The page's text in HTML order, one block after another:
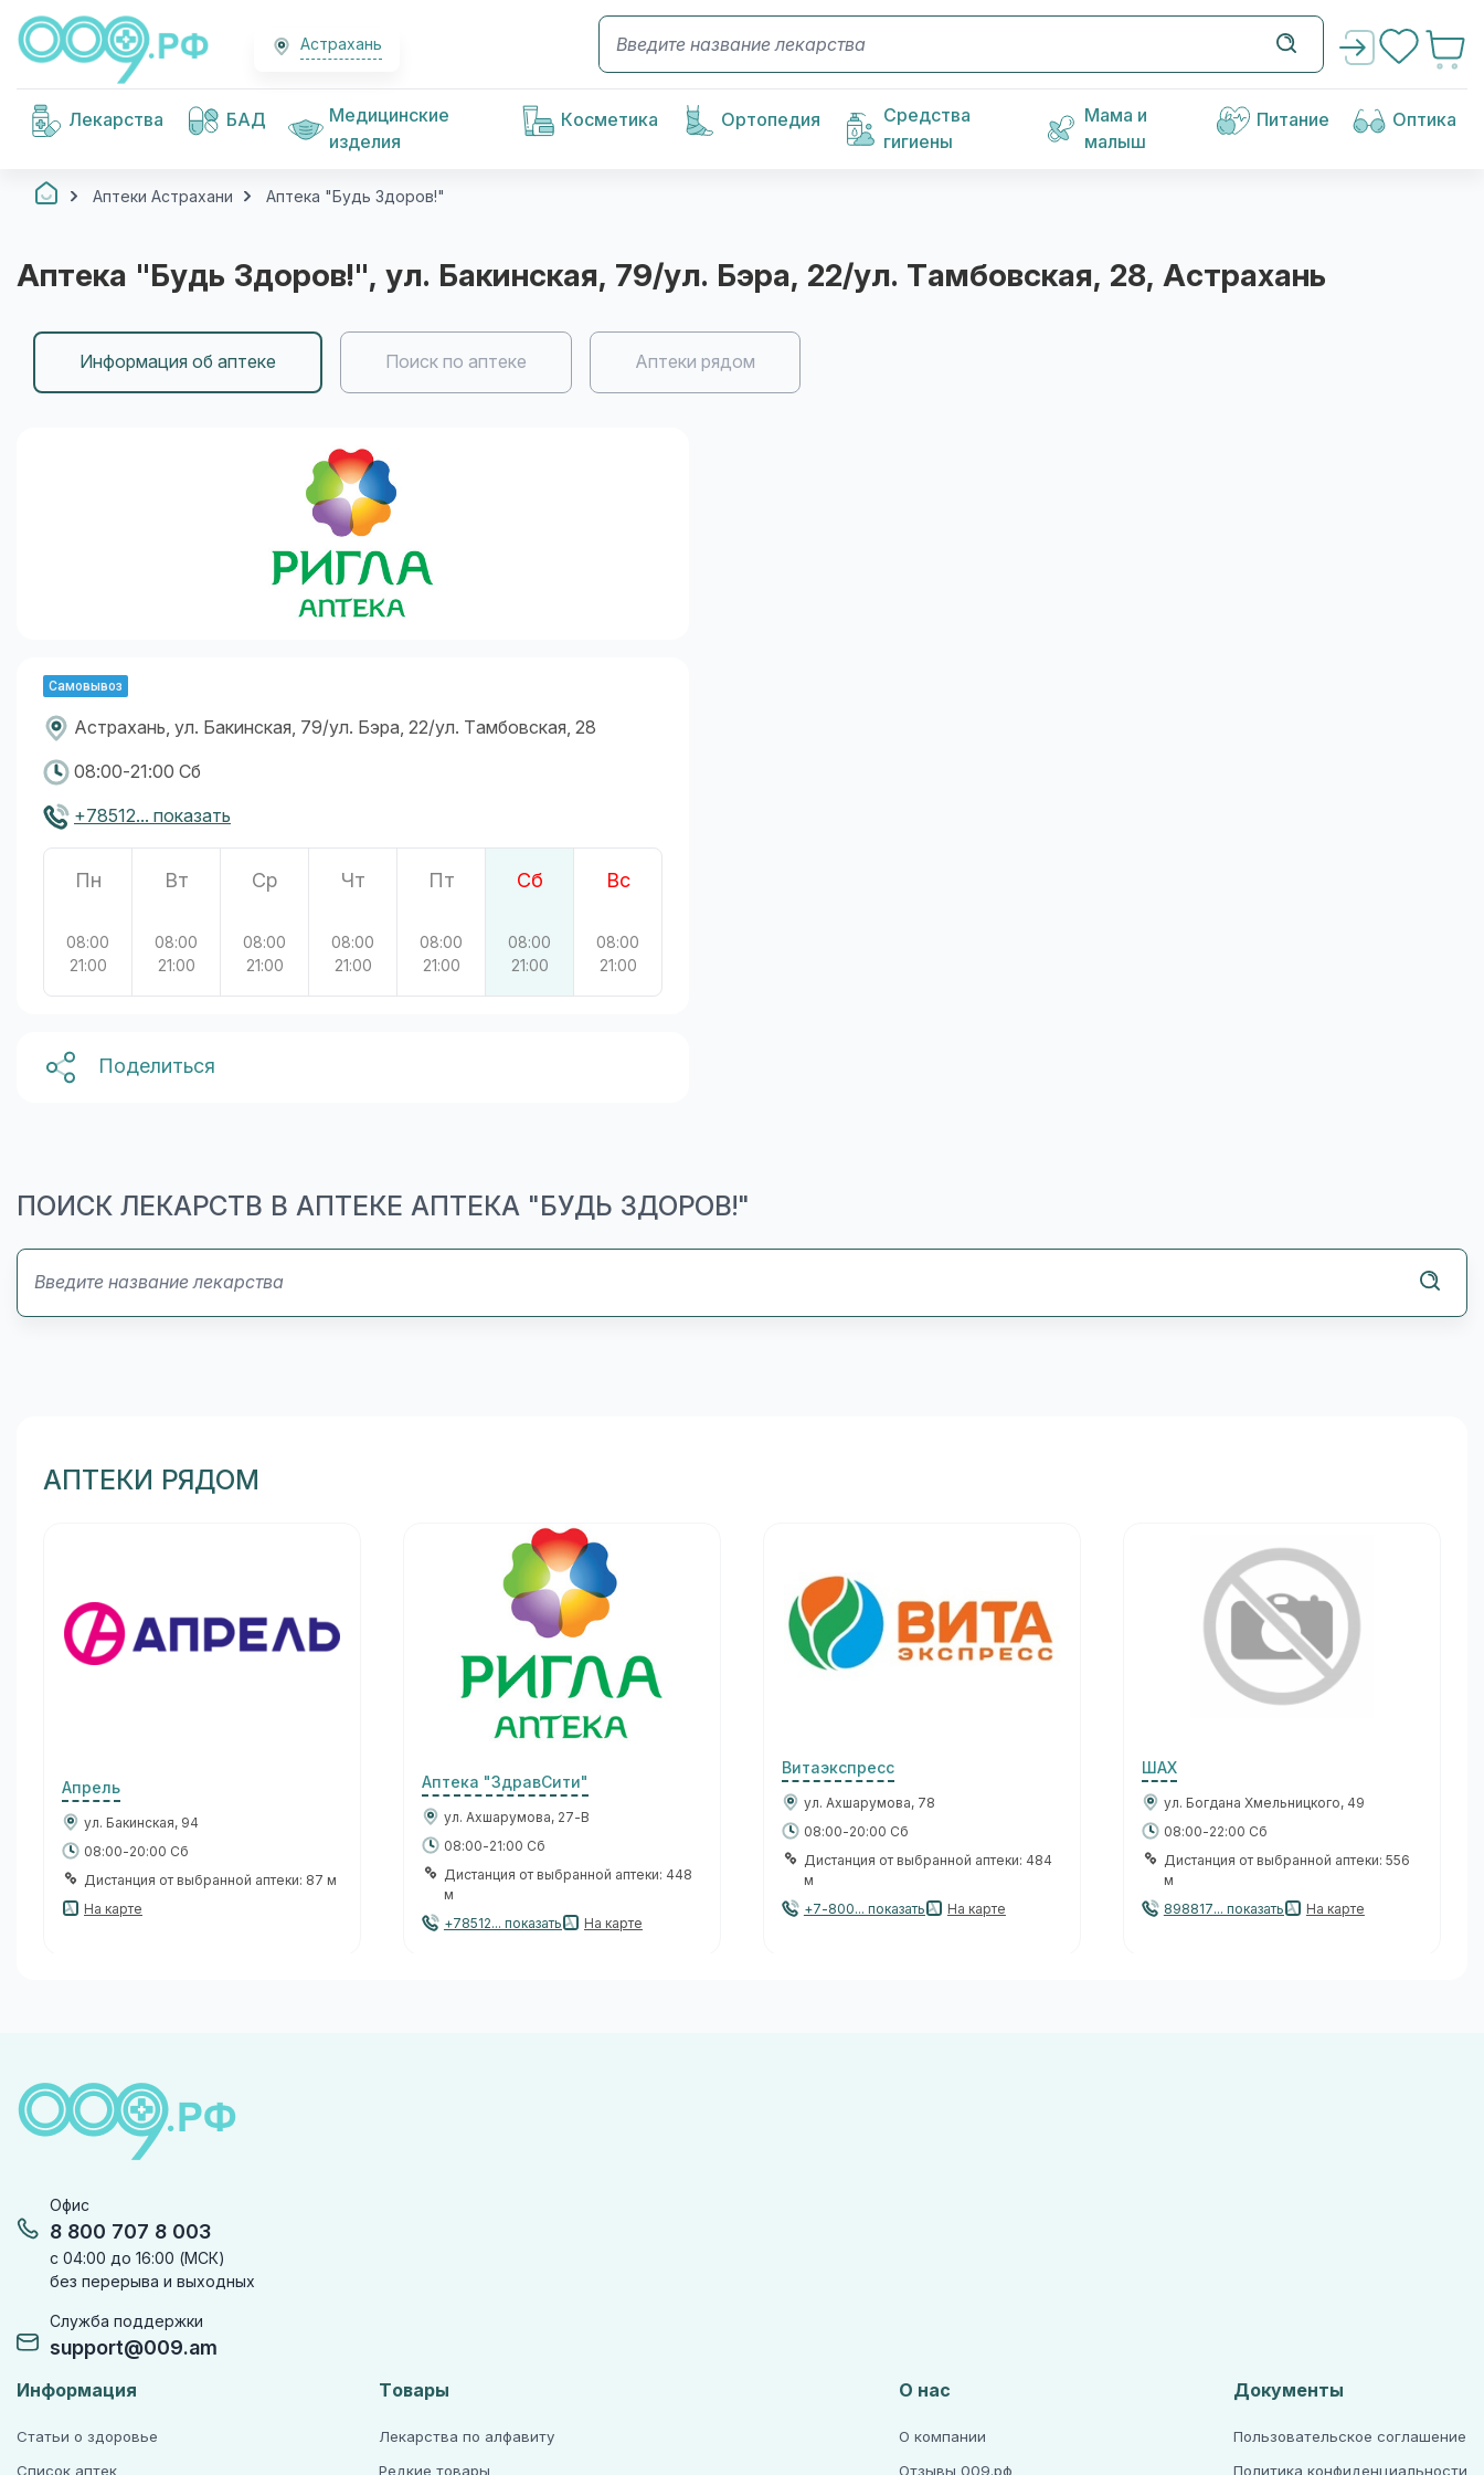
Астрахань
Лекарства БАД
Медицинские
изделия
Косметика Ортопедия
Средства
гигиены
Мама и
малыш
Питание Оптика
Аптеки Астрахани Аптека "Будь Здоров!"
Аптека "Будь Здоров!", ул. Бакинская, 79/ул. Бэра, 22/ул. Тамбовская, 28, Астрахань
Информация об аптеке Поиск по аптеке Аптеки рядом
Самовывоз
Астрахань, ул. Бакинская, 79/ул. Бэра, 22/ул. Тамбовская, 28
08:00-21:00 Сб
+78512... показать
Пн
08:00
21:00
Вт
08:00
21:00
Ср
08:00
21:00
Чт
08:00
21:00
Пт
08:00
21:00
Сб
08:00
21:00
Вс
08:00
21:00
Поделиться
ПОИСК ЛЕКАРСТВ В АПТЕКЕ АПТЕКА "БУДЬ ЗДОРОВ!"
АПТЕКИ РЯДОМ
Апрель
ул. Бакинская, 94
08:00-20:00 Сб
Дистанция от выбранной аптеки: 87 м
На карте
Аптека "ЗдравСити"
ул. Ахшарумова, 27-В
08:00-21:00 Сб
Дистанция от выбранной аптеки: 448
м
+78512... показать
На карте
Витаэкспресс
ул. Ахшарумова, 78
08:00-20:00 Сб
Дистанция от выбранной аптеки: 484
м
+7-800... показать
На карте
ШАХ
ул. Богдана Хмельницкого, 49
08:00-22:00 Сб
Дистанция от выбранной аптеки: 556
м
898817... показать
На карте
Офис
8 800 707 8 003
с 04:00 до 16:00 (МСК)
без перерыва и выходных
Служба поддержки
support@009.am
Информация
Статьи о здоровье
Список аптек
Товары
Лекарства по алфавиту
Редкие товары
О нас
О компании
Отзывы 009.рф
Документы
Пользовательское соглашение
Политика конфиденциальности